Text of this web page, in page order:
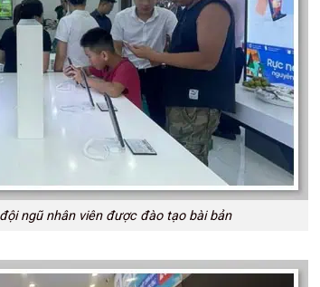
ngũ nhân viên được đào tạo bài bản